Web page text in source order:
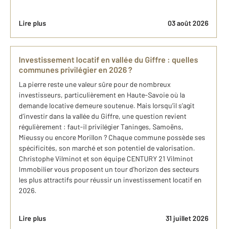
Lire plus 03 août 2026
Investissement locatif en vallée du Giffre : quelles
communes privilégier en 2026 ?
La pierre reste une valeur sûre pour de nombreux
investisseurs, particulièrement en Haute-Savoie où la
demande locative demeure soutenue. Mais lorsqu’il s’agit
d’investir dans la vallée du Giffre, une question revient
régulièrement : faut-il privilégier Taninges, Samoëns,
Mieussy ou encore Morillon ? Chaque commune possède ses
spécificités, son marché et son potentiel de valorisation.
Christophe Vilminot et son équipe CENTURY 21 Vilminot
Immobilier vous proposent un tour d’horizon des secteurs
les plus attractifs pour réussir un investissement locatif en
2026.
Lire plus 31 juillet 2026